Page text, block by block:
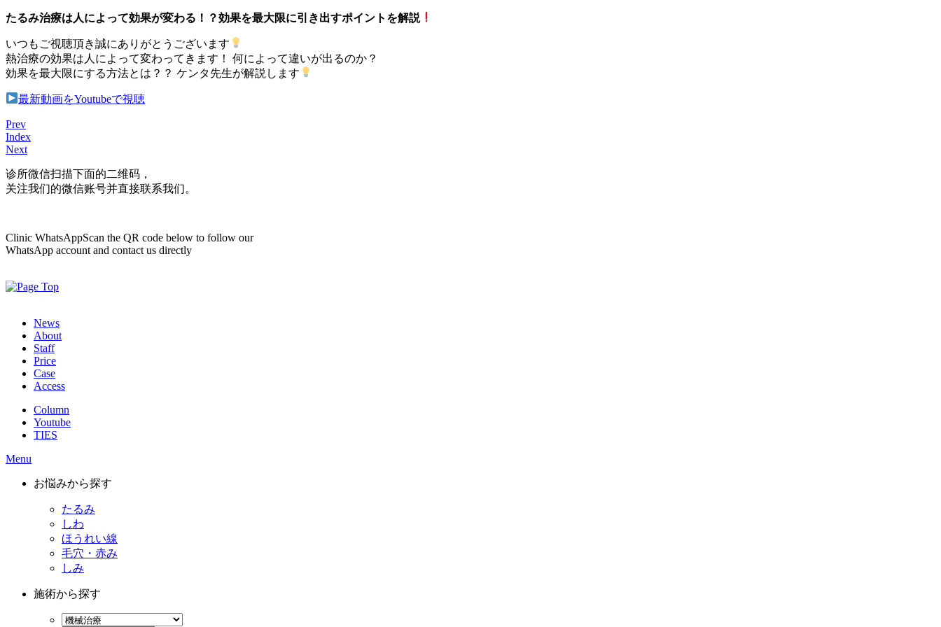
たるみ治療は人によって効果が変わる！？効果を最大限に引き出すポイントを解説
いつもご視聴頂き誠にありがとうございます
熱治療の効果は人によって変わってきます！ 何によって違いが出るのか？
効果を最大限にする方法とは？？ ケンタ先生が解説します
最新動画をYoutubeで視聴
Prev
Index
Next
诊所微信扫描下面的二维码，
关注我们的微信账号并直接联系我们。
Clinic WhatsAppScan the QR code below to follow our
WhatsApp account and contact us directly
News
About
Staff
Price
Case
Access
Column
Youtube
TIES
Menu
お悩みから探す
たるみ
しわ
ほうれい線
毛穴・赤み
しみ
施術から探す